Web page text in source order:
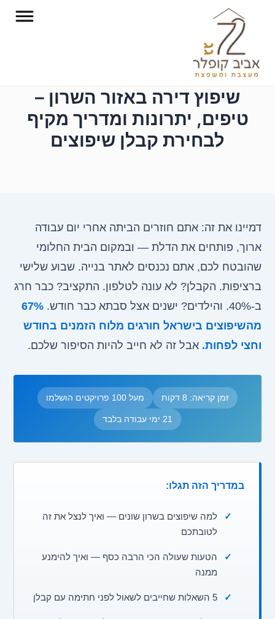
שיפוץ דירה באזור השרון –
טיפים, יתרונות ומדריך מקיף
לבחירת קבלן שיפוצים
דמיינו את זה: אתם חוזרים הביתה אחרי יום עבודה
ארוך, פותחים את הדלת — ובמקום הבית החלומי
שהובטח לכם, אתם נכנסים לאתר בנייה. שבוע שלישי
ברציפות. הקבלן? לא עונה לטלפון. התקציב? כבר חרג
ב-40%. והילדים? ישנים אצל סבתא כבר חודש.
67%
מהשיפוצים בישראל חורגים מלוח הזמנים בחודש
וחצי לפחות. אבל זה לא חייב להיות הסיפור שלכם.
זמן קריאה: 8 דקות מעל 100 פרויקטים הושלמו
21 ימי עבודה בלבד
במדריך הזה תגלו:
✓
למה שיפוצים בשרון שונים — ואיך לנצל את זה
לטובתכם
✓
הטעות שעולה הכי הרבה כסף — ואיך להימנע
ממנה
✓ 5 השאלות שחייבים לשאול לפני חתימה עם קבלן